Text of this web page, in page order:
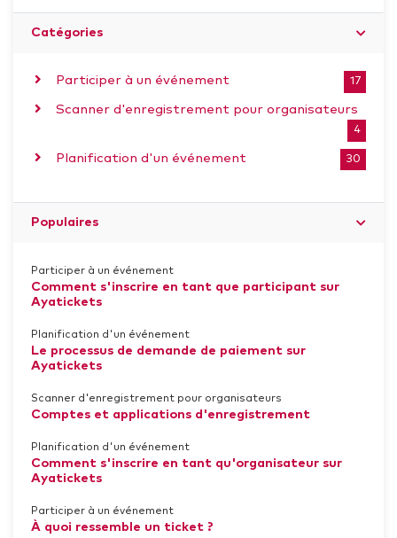
Catégories
Participer à un événement 17
Scanner d'enregistrement pour organisateurs
4
Planification d'un événement 30
Populaires
Participer à un événement
Comment s'inscrire en tant que participant sur
Ayatickets
Planification d'un événement
Le processus de demande de paiement sur
Ayatickets
Scanner d'enregistrement pour organisateurs
Comptes et applications d'enregistrement
Planification d'un événement
Comment s'inscrire en tant qu'organisateur sur
Ayatickets
Participer à un événement
À quoi ressemble un ticket ?